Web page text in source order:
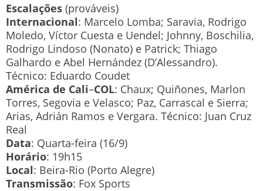
Escalações (prováveis)
Internacional: Marcelo Lomba; Saravia, Rodrigo
Moledo, Víctor Cuesta e Uendel; Johnny, Boschilia,
Rodrigo Lindoso (Nonato) e Patrick; Thiago
Galhardo e Abel Hernández (D’Alessandro).
Técnico: Eduardo Coudet
América de Cali–COL: Chaux; Quiñones, Marlon
Torres, Segovia e Velasco; Paz, Carrascal e Sierra;
Arias, Adrián Ramos e Vergara. Técnico: Juan Cruz
Real
Data: Quarta-feira (16/9)
Horário: 19h15
Local: Beira-Rio (Porto Alegre)
Transmissão: Fox Sports